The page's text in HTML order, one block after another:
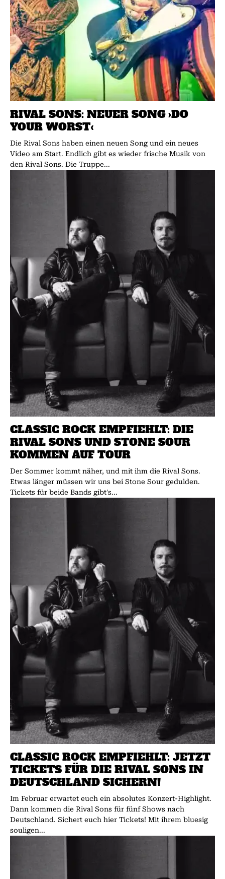
RIVAL SONS: NEUER SONG ›DO
YOUR WORST‹
Die Rival Sons haben einen neuen Song und ein neues
Video am Start. Endlich gibt es wieder frische Musik von
den Rival Sons. Die Truppe...
CLASSIC ROCK EMPFIEHLT: DIE
RIVAL SONS UND STONE SOUR
KOMMEN AUF TOUR
Der Sommer kommt näher, und mit ihm die Rival Sons.
Etwas länger müssen wir uns bei Stone Sour gedulden.
Tickets für beide Bands gibt's...
CLASSIC ROCK EMPFIEHLT: JETZT
TICKETS FÜR DIE RIVAL SONS IN
DEUTSCHLAND SICHERN!
Im Februar erwartet euch ein absolutes Konzert-Highlight.
Dann kommen die Rival Sons für fünf Shows nach
Deutschland. Sichert euch hier Tickets! Mit ihrem bluesig
souligen...